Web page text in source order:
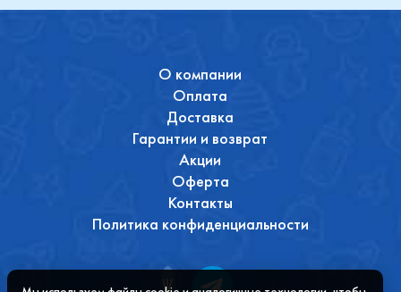
О компании
Оплата
Доставка
Гарантии и возврат
Акции
Оферта
Контакты
Политика конфиденциальности